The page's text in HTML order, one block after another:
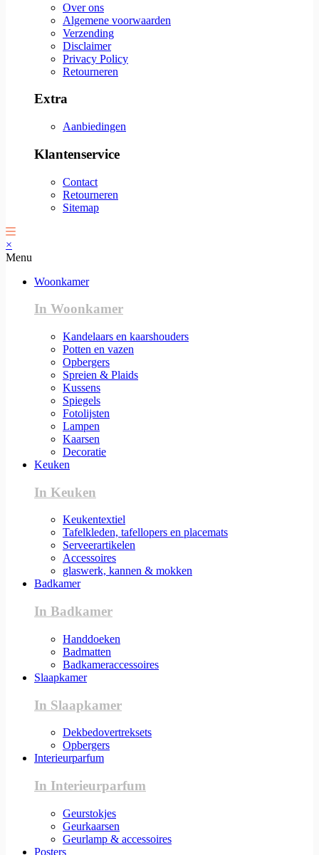
Over ons
Algemene voorwaarden
Verzending
Disclaimer
Privacy Policy
Retourneren
Extra
Aanbiedingen
Klantenservice
Contact
Retourneren
Sitemap
×
Menu
Woonkamer
In Woonkamer
Kandelaars en kaarshouders
Potten en vazen
Opbergers
Spreien & Plaids
Kussens
Spiegels
Fotolijsten
Lampen
Kaarsen
Decoratie
Keuken
In Keuken
Keukentextiel
Tafelkleden, tafellopers en placemats
Serveerartikelen
Accessoires
glaswerk, kannen & mokken
Badkamer
In Badkamer
Handdoeken
Badmatten
Badkameraccessoires
Slaapkamer
In Slaapkamer
Dekbedovertreksets
Opbergers
Interieurparfum
In Interieurparfum
Geurstokjes
Geurkaarsen
Geurlamp & accessoires
Posters